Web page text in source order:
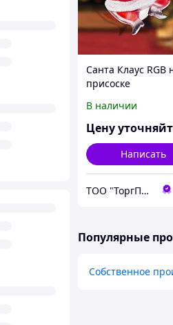
Санта Клаус RGB
присоске
В наличии
Цену
Написать
ТОО "ТоргПром"
Популярные
Собственное